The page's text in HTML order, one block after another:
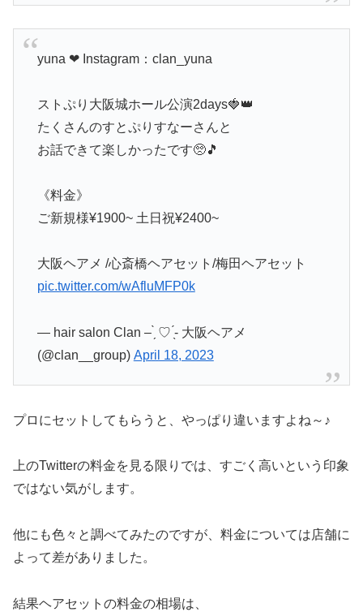
yuna ❤︎ Instagram：clan_yuna
ストぷり大阪城ホール公演2days🍓👑
たくさんのすとぷりすなーさんと
お話できて楽しかったです🥺🎵
《料金》
ご新規様¥1900~ 土日祝¥2400~
大阪ヘアメ /心斎橋ヘアセット/梅田ヘアセット
pic.twitter.com/wAfluMFP0k
— hair salon Clan – ̗̀ ♡ ̖́- 大阪ヘアメ
(@clan__group) April 18, 2023
プロにセットしてもらうと、やっぱり違いますよね～♪
上のTwitterの料金を見る限りでは、すごく高いという印象
ではない気がします。
他にも色々と調べてみたのですが、料金については店舗に
よって差がありました。
結果ヘアセットの料金の相場は、